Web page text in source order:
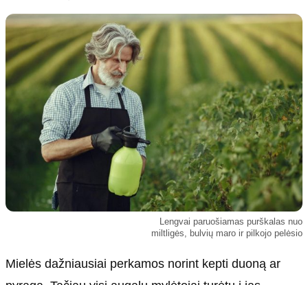
Sodas ir daržas
Sveikata ir grožis
Karjera
Psichologinė sveikata
Tvari mada
Klaidų taisymo politika
Naudojimo sąlygos
Privatumo politika
Reklamos politika
Slapukų politika
Redakcija
Apie mus
Autoriai
Dirbtinis intelektas
Lengvai paruošiamas purškalas nuo
miltligės, bulvių maro ir pilkojo pelėsio
Mielės dažniausiai perkamos norint kepti duoną ar